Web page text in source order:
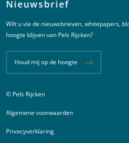
Nieuwsbrief
Wilt u via de nieuwsbrieven, whitepapers,
hoogte blijven van Pels Rijcken?
Houd mij op de hoogte
Juridische informatie
© Pels Rijcken
Algemene voorwaarden
Privacyverklaring